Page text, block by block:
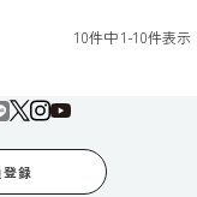
10件中1-10件表示
録